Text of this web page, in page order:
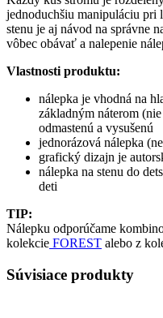
jednoduchšiu manipuláciu pri
stenu je aj návod na správne
vôbec obávať a nalepenie
Vlastnosti produktu:
nálepka je vhodná na
základným náterom
odmastenú a vysušenú
jednorázová nálepka
grafický dizajn je
nálepka na stenu do
deti
TIP:
Nálepku odporúčame
kolekcie FOREST alebo z
Súvisiace produkty